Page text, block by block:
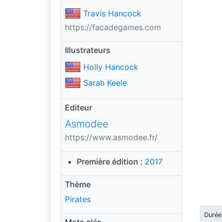
Travis Hancock
https://facadegames.com
Illustrateurs
Holly Hancock
Sarah Keele
Editeur
Asmodee
https://www.asmodee.fr/
Première édition : 2017
Thème
Pirates
Durée